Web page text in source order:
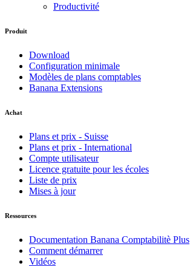
Productivité
Produit
Download
Configuration minimale
Modèles de plans comptables
Banana Extensions
Achat
Plans et prix - Suisse
Plans et prix - International
Compte utilisateur
Licence gratuite pour les écoles
Liste de prix
Mises à jour
Ressources
Documentation Banana Comptabilitè Plus
Comment démarrer
Vidéos